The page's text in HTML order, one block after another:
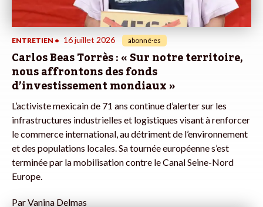
ENTRETIEN • 16 juillet 2026 abonné·es
Carlos Beas Torrès : « Sur notre territoire,
nous affrontons des fonds
d’investissement mondiaux »
L’activiste mexicain de 71 ans continue d’alerter sur les
infrastructures industrielles et logistiques visant à renforcer
le commerce international, au détriment de l’environnement
et des populations locales. Sa tournée européenne s’est
terminée par la mobilisation contre le Canal Seine-Nord
Europe.
ParVanina Delmas